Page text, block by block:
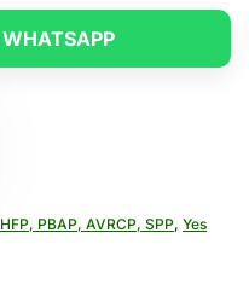
PBAP, AVRCP, SPP, Yes